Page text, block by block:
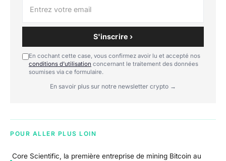
S'inscrire ›
En cochant cette case, vous confirmez avoir lu et accepté nos
conditions d'utilisation concernant le traitement des données
soumises via ce formulaire.
En savoir plus sur notre newsletter crypto →
POUR ALLER PLUS LOIN
Core Scientific, la première entreprise de mining Bitcoin au